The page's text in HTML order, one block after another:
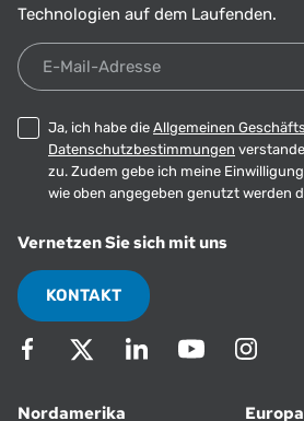
Technologien auf dem Laufenden.
E-Mail-Adresse
Ja, ich habe die Allgemeinen
Datenschutzbestimmungen
zu. Zudem gebe ich meine
wie oben angegeben genutzt werden
Vernetzen Sie sich mit uns
KONTAKT
Nordamerika Europa